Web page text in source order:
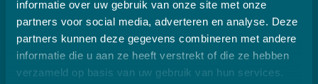
informatie over uw gebruik van onze site met onze
partners voor social media, adverteren en analyse. Deze
partners kunnen deze gegevens combineren met andere
informatie die u aan ze heeft verstrekt of die ze hebben
verzameld op basis van uw gebruik van hun services.
Sinds 2016 is Aart Fortanier, CEO VADO, voorzitter
van de Raad van Commissarissen van MCB.